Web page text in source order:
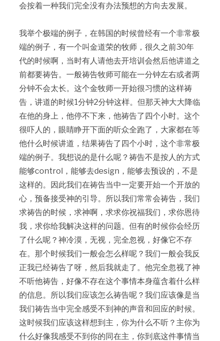
会按着一种我们完全没有办法预想的方向去发展。
我举个极端的例子，在韩国的时候曾经有一个非常极
端的例子，有一个叫金道荣的牧师，很久之前30年
代的时候啊，当时有人请他去开培训会然后他讲道之
前都要祷告。一般祷告牧师可能在一分钟左右或者两
分钟不会太长。这个金牧师一开始很习惯的这样祷
告，讲道的时候1分钟2分钟这样。但那天神大大降临
在他的身上，他停不下来，他祷告了四个小时。这个
很吓人的，眼睛睁开下面的听众全跑了，大家都在等
他什么时候讲道，结果祷告了四个小时，这个非常极
端的例子。我想说的是什么呢？祷告不是按人的方式
能够control，能够去design，能够去预设的，不是
这样的。因此我们在祷告当中一定要开始一个开放的
心，预备接受神的引导。所以我们常常会祷告，我们
求祷告的时候，求神啊，求求你祝福我们，求你恩待
我，求你给我解决这样的问题。但有的时候你会经历
了什么呢？神冷漠，无视，完全忽视，好像它不存
在。那个时候我们一般会怎么样呢？我们一般会我反
正我已经祷告了呀，然后我就走了。他完全忽视了神
不听他祷告，好像不存在这个事情本身蕴含着什么样
的信息。所以我们应该怎么祷告呢？我们应该像是当
我们祷告当中完全感受不到神的声音和回应的时候。
这时候我们应该这样想到主，你为什么不听？主你为
什么好像我感受不到你的同在主，你到底这件事情当